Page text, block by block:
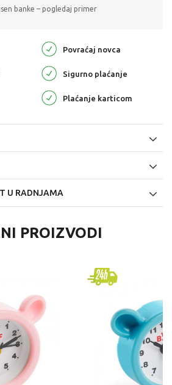
banke – pogledaj primer
Povraćaj novca
Sigurno plaćanje
Plaćanje karticom
U RADNJAMA
PROIZVODI